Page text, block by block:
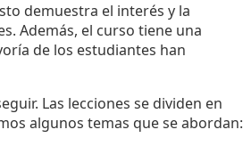
demuestra el interés y la
Además, el curso tiene una
de los estudiantes han
Las lecciones se dividen en
algunos temas que se abordan: